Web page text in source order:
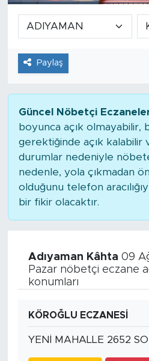
Paylaş
Güncel Nöbetçi
boyunca açık olmayabilir,
gerektiğinde açık kalabilir
durumlar nedeniyle
nedenle, yola çıkmadan
olduğunu telefon
bir fikir olacaktır.
Adıyaman Kâhta 09
Pazar nöbetçi eczane
konumları
KÖROĞLU ECZANESİ
YENİ MAHALLE 2652